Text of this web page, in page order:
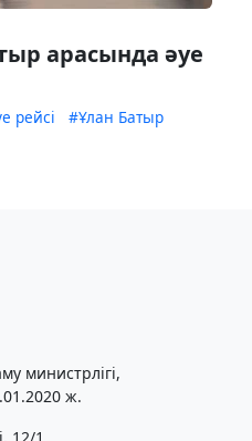
арасында әуе
рейсі #Ұлан Батыр
министрлігі,
ж.